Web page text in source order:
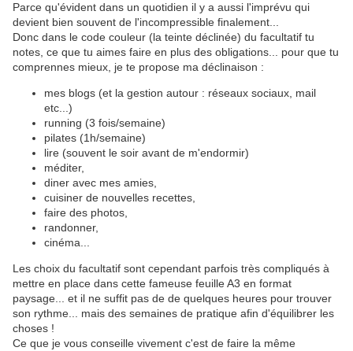
Parce qu'évident dans un quotidien il y a aussi l'imprévu qui
devient bien souvent de l'incompressible finalement...
Donc dans le code couleur (la teinte déclinée) du facultatif tu
notes, ce que tu aimes faire en plus des obligations... pour que tu
comprennes mieux, je te propose ma déclinaison :
mes blogs (et la gestion autour : réseaux sociaux, mail
etc...)
running (3 fois/semaine)
pilates (1h/semaine)
lire (souvent le soir avant de m'endormir)
méditer,
diner avec mes amies,
cuisiner de nouvelles recettes,
faire des photos,
randonner,
cinéma...
Les choix du facultatif sont cependant parfois très compliqués à
mettre en place dans cette fameuse feuille A3 en format
paysage... et il ne suffit pas de de quelques heures pour trouver
son rythme... mais des semaines de pratique afin d'équilibrer les
choses !
Ce que je vous conseille vivement c'est de faire la même